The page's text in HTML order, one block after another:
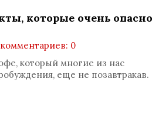
которые очень опасно
комментариев: 0
который многие из нас
еще не позавтракав.